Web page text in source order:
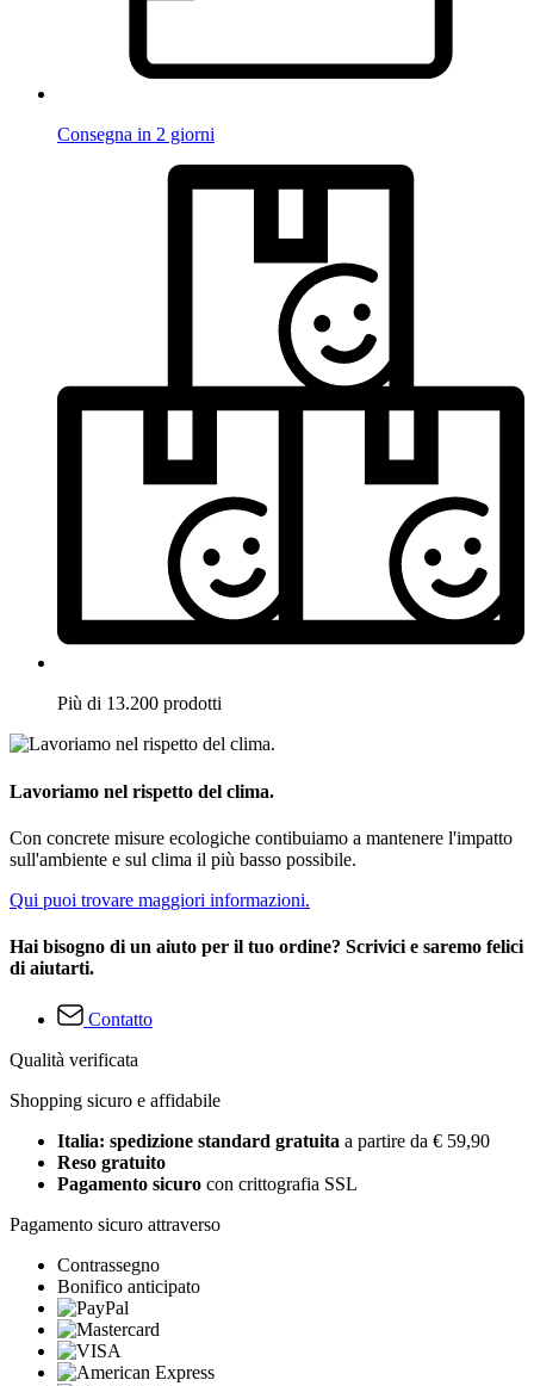
Consegna in 2 giorni
Più di 13.200 prodotti
Lavoriamo nel rispetto del clima.
Con concrete misure ecologiche contibuiamo a mantenere l'impatto
sull'ambiente e sul clima il più basso possibile.
Qui puoi trovare maggiori informazioni.
Hai bisogno di un aiuto per il tuo ordine? Scrivici e saremo felici
di aiutarti.
Contatto
Qualità verificata
Shopping sicuro e affidabile
Italia: spedizione standard gratuita a partire da € 59,90
Reso gratuito
Pagamento sicuro con crittografia SSL
Pagamento sicuro attraverso
Contrassegno
Bonifico anticipato